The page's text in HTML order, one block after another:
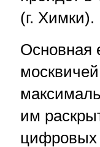
(г. Химки).
Основная
им
цифровых